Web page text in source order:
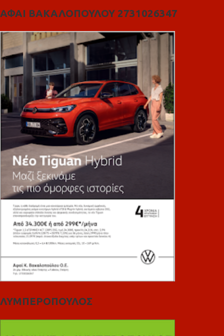
ΑΦΑΙ ΒΑΚΑΛΟΠΟΥΛΟΥ 2731026347
ΛΥΜΠΕΡΟΠΟΥΛΟΣ